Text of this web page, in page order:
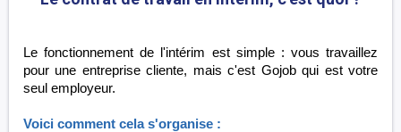
Le fonctionnement de l'intérim est simple : vous travaillez
pour une entreprise cliente, mais c'est Gojob qui est votre
seul employeur.
Voici comment cela s'organise :